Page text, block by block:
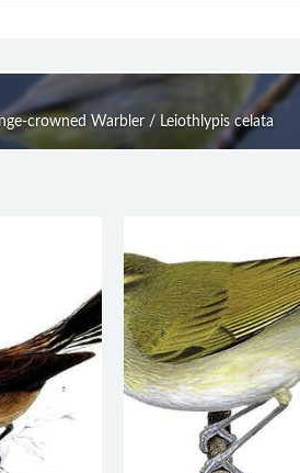
crowned Warbler / Leiothlypis celata